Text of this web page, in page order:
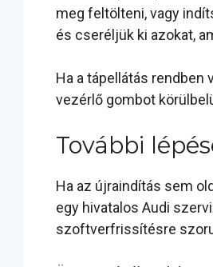
meg feltölteni, vagy
és cseréljük ki azokat,
Ha a tápellátás rendben
vezérlő gombot
További
Ha az újraindítás sem
egy hivatalos Audi
szoftverfrissítésre